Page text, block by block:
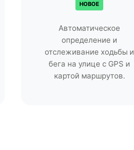
НОВОЕ
Автоматическое
определение и
отслеживание ходьбы и
бега на улице с GPS и
картой маршрутов.